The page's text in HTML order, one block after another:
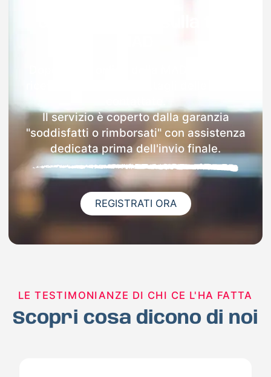
Il servizio è coperto dalla garanzia
"soddisfatti o rimborsati" con assistenza
dedicata prima dell'invio finale.
REGISTRATI ORA
LE TESTIMONIANZE DI CHI CE L'HA FATTA
Scopri cosa dicono di noi